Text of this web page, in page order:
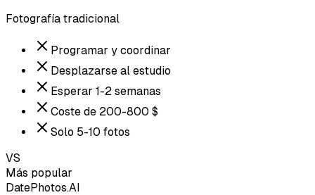
Fotografía tradicional
Programar y coordinar
Desplazarse al estudio
Esperar 1-2 semanas
Coste de 200-800 $
Solo 5-10 fotos
VS
Más popular
DatePhotos.AI